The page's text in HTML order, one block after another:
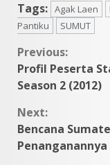
Tags: Agak Laen
Pantiku
SUMUT
Continue
Reading
Previous:
Profil Peserta
Season 2 (2012)
Next:
Bencana
Penanganannya